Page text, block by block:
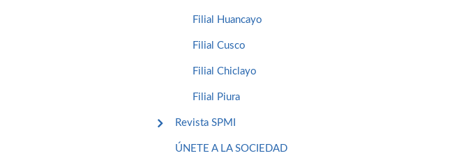
Filial Huancayo
Filial Cusco
Filial Chiclayo
Filial Piura
Revista SPMI
ÚNETE A LA SOCIEDAD